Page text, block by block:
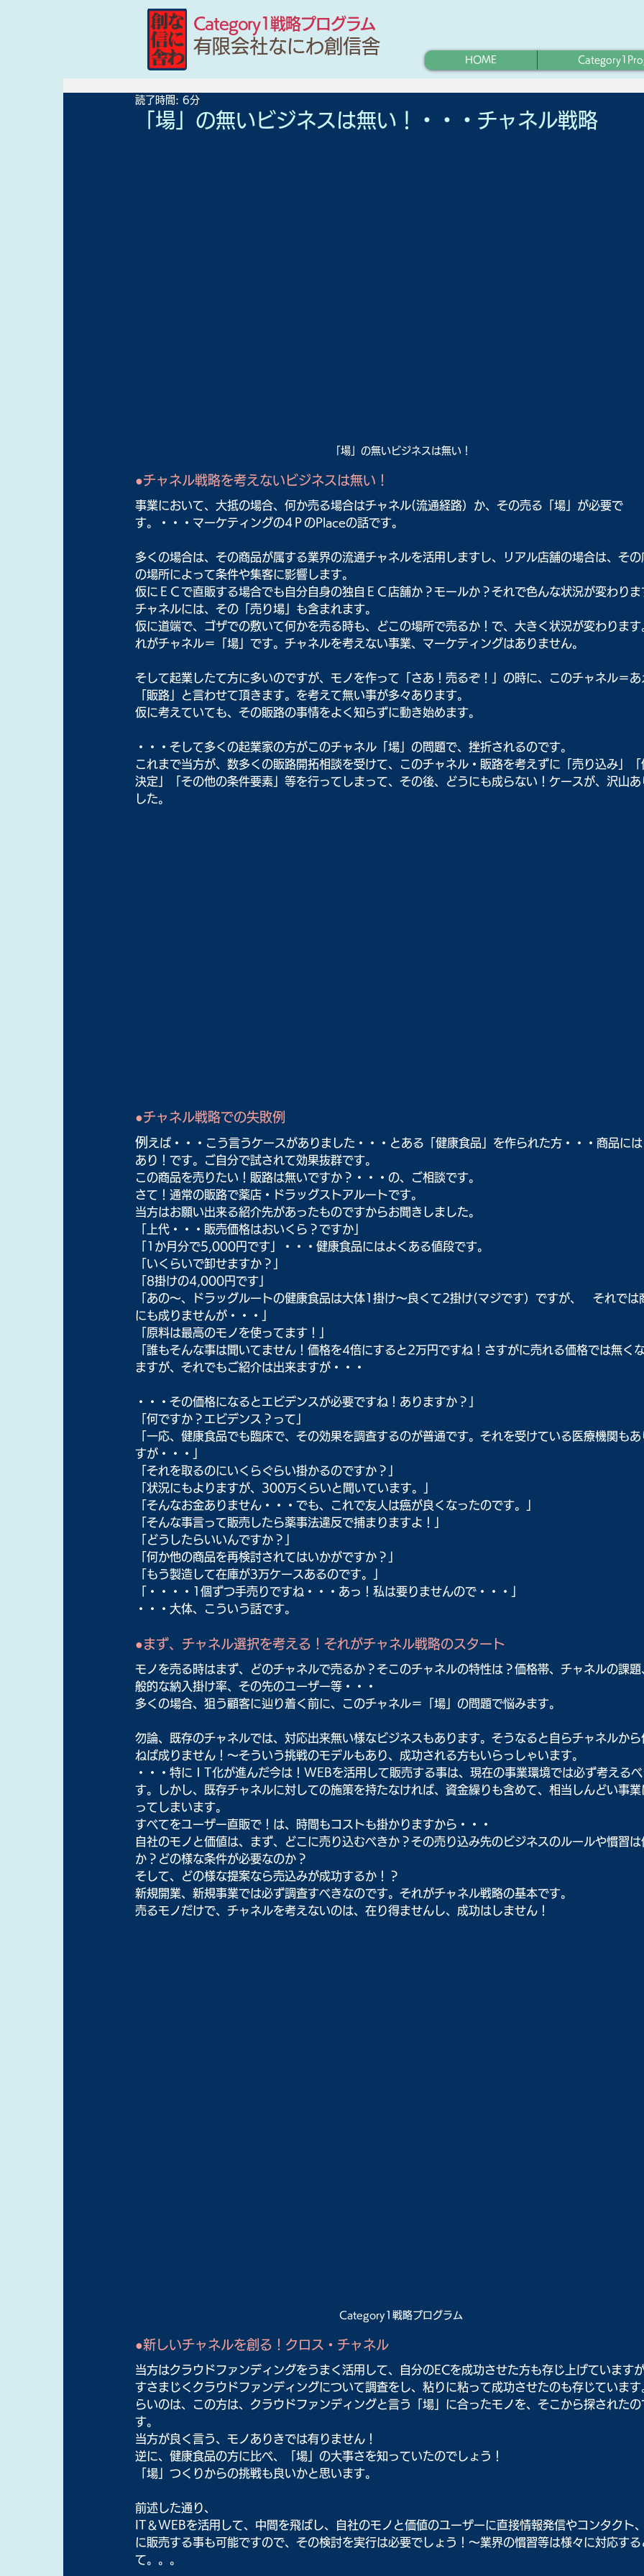
Category1戦略プログラム
有限会社なにわ創信舎
HOME
「場」の無いビジネスは無い！・・・チャネル戦略
読了時間: 6分
「場」の無いビジネスは無い！
●チャネル戦略を考えないビジネスは無い！
事業において、大抵の場合、何か売る場合はチャネル(流通経路）か、その売る「場」が必要で
す。・・・マーケティングの4ＰのPlaceの話です。
多くの場合は、その商品が属する業界の流通チャネルを活用しますし、リアル店舗の場合は、その
の場所によって条件や集客に影響します。
仮にＥＣで直販する場合でも自分自身の独自ＥＣ店舗か？モールか？それで色んな状況が変わりま
チャネルには、その「売り場」も含まれます。
仮に道端で、ゴザでの敷いて何かを売る時も、どこの場所で売るか！で、大きく状況が変わります
れがチャネル＝「場」です。チャネルを考えない事業、マーケティングはありません。
そして起業したて方に多いのですが、モノを作って「さあ！売るぞ！」の時に、このチャネル＝あ
「販路」と言わせて頂きます。を考えて無い事が多々あります。
仮に考えていても、その販路の事情をよく知らずに動き始めます。
・・・そして多くの起業家の方がこのチャネル「場」の問題で、挫折されるのです。
これまで当方が、数多くの販路開拓相談を受けて、このチャネル・販路を考えずに「売り込み」「
決定」「その他の条件要素」等を行ってしまって、その後、どうにも成らない！ケースが、沢山あ
した。
●チャネル戦略での失敗例
例 えば・・・こう言うケースがありました・・・とある「健康食品」を作られた方・・・商品に
あり！です。ご自分で試されて効果抜群です。
この商品を売りたい！販路は無いですか？・・・の、ご相談です。
さて！通常の販路で薬店・ドラッグストアルートです。
当方はお願い出来る紹介先があったものですからお聞きしました。
「上代・・・販売価格はおいくら？ですか」
「1か月分で5,000円です」・・・健康食品にはよくある値段です。
「いくらいで卸せますか？」
「8掛けの4,000円です」
「あの～、ドラッグルートの健康食品は大体1掛け～良くて2掛け(マジです）ですが、　それでは
にも成りませんが・・・」
「原料は最高のモノを使ってます！」
「誰もそんな事は聞いてません！価格を4倍にすると2万円ですね！さすがに売れる価格では無く
ますが、それでもご紹介は出来ますが・・・
・・・その価格になるとエビデンスが必要ですね！ありますか？」
「何ですか？エビデンス？って」
「一応、健康食品でも臨床で、その効果を調査するのが普通です。それを受けている医療機関もあ
すが・・・」
「それを取るのにいくらぐらい掛かるのですか？」
「状況にもよりますが、300万くらいと聞いています。」
「そんなお金ありません・・・でも、これで友人は癌が良くなったのです。」
「そんな事言って販売したら薬事法違反で捕まりますよ！」
「どうしたらいいんですか？」
「何か他の商品を再検討されてはいかがですか？」
「もう製造して在庫が3万ケースあるのです。」
「・・・・1個ずつ手売りですね・・・あっ！私は要りませんので・・・」
・・・大体、こういう話です。
●まず、チャネル選択を考える！それがチャネル戦略のスタート
モノを売る時はまず、どのチャネルで売るか？そこのチャネルの特性は？価格帯、チャネルの課題
般的な納入掛け率、その先のユーザー等・・・
多くの場合、狙う顧客に辿り着く前に、このチャネル＝「場」の問題で悩みます。
勿論、既存のチャネルでは、対応出来無い様なビジネスもあります。そうなると自らチャネルから
ねば成りません！～そういう挑戦のモデルもあり、成功される方もいらっしゃいます。
・・・特にＩT化が進んだ今は！WEBを活用して販売する事は、現在の事業環境では必ず考える
す。しかし、既存チャネルに対しての施策を持たなければ、資金繰りも含めて、相当しんどい事業
ってしまいます。
すべてをユーザー直販で！は、時間もコストも掛かりますから・・・
自社のモノと価値は、まず、どこに売り込むべきか？その売り込み先のビジネスのルールや慣習は
か？どの様な条件が必要なのか？
そして、どの様な提案なら売込みが成功するか！？
新規開業、新規事業では必ず調査すべきなのです。それがチャネル戦略の基本です。
売るモノだけで、チャネルを考えないのは、在り得ませんし、成功はしません！
Category1戦略プログラム
●新しいチャネルを創る！クロス・チャネル
当方はクラウドファンディングをうまく活用して、自分のECを成功させた方も存じ上げています
すさまじくクラウドファンディングについて調査をし、粘りに粘って成功させたのも存じています
らいのは、この方は、クラウドファンディングと言う「場」に合ったモノを、そこから探されたの
す。
当方が良く言う、モノありきでは有りません！
逆に、健康食品の方に比べ、「場」の大事さを知っていたのでしょう！
「場」つくりからの挑戦も良いかと思います。
前述した通り、
IT＆WEBを活用して、中間を飛ばし、自社のモノと価値のユーザーに直接情報発信やコンタクト
に販売する事も可能ですので、その検討を実行は必要でしょう！～業界の慣習等は様々に対応する
て。。。